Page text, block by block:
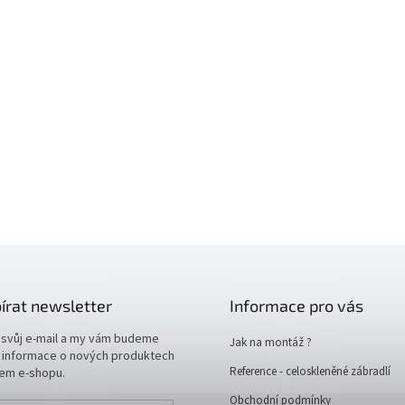
newsletter
e-mail a my vám budeme
o nových produktech
e-shopu.
Informace pro vás
Jak na montáž ?
Reference - celoskleněné zábradlí
Obchodní podmínky